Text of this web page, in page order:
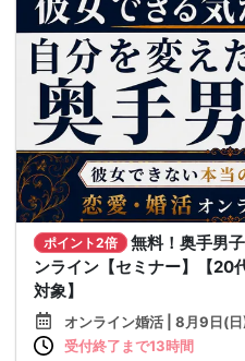
ポイント2倍
無料！奥手男
ンライン【セミナー】【
対象】
オンライン婚活 | 8月9日(
受付終了まで13時間